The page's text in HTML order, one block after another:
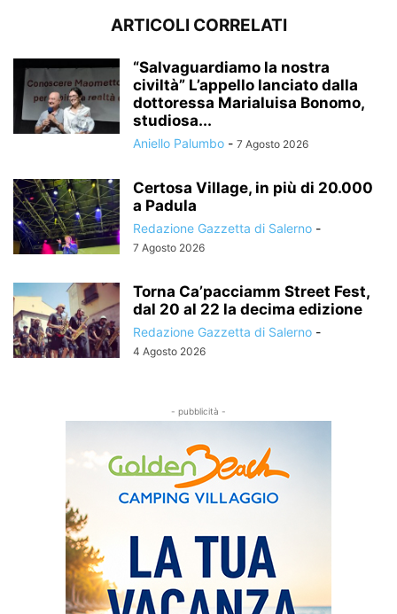
ARTICOLI CORRELATI
“Salvaguardiamo la nostra
civiltà” L’appello lanciato dalla
dottoressa Marialuisa Bonomo,
studiosa...
Aniello Palumbo - 7 Agosto 2026
Certosa Village, in più di 20.000
a Padula
Redazione Gazzetta di Salerno -
7 Agosto 2026
Torna Ca’pacciamm Street Fest,
dal 20 al 22 la decima edizione
Redazione Gazzetta di Salerno -
4 Agosto 2026
- pubblicità -